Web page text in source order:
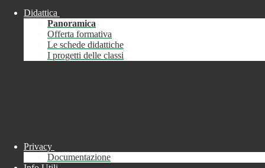
Chiudi
Informazione
Didattica
Panoramica
Offerta formativa
Le schede didattiche
I progetti delle classi
Privacy
Documentazione